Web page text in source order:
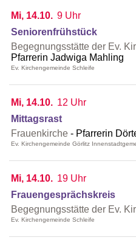
Mi, 14.10. 9 Uhr
Seniorenfrühstück
Begegnungsstätte der Ev.
Pfarrerin Jadwiga Mahling
Ev. Kirchengemeinde Schleife
Mi, 14.10. 12 Uhr
Mittagsrast
Frauenkirche
Pfarrerin
Ev. Kirchengemeinde Görlitz
Mi, 14.10. 19 Uhr
Frauengesprächskreis
Begegnungsstätte der Ev.
Ev. Kirchengemeinde Schleife